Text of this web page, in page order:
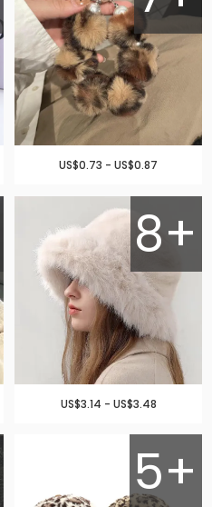
US$0.73 - US$0.87
8+
US$3.14 - US$3.48
5+